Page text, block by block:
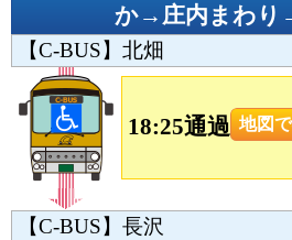
か→庄内まわり
【C-BUS】北畑
18:25通過 地図
【C-BUS】長沢